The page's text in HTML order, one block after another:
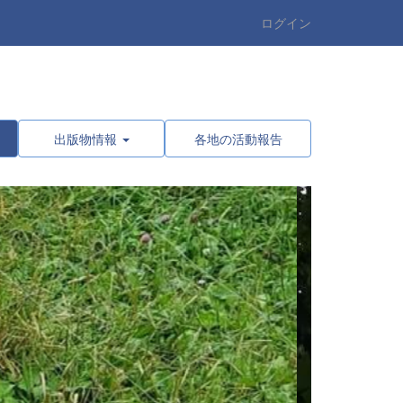
ログイン
出版物情報 各地の活動報告
n
e
x
t